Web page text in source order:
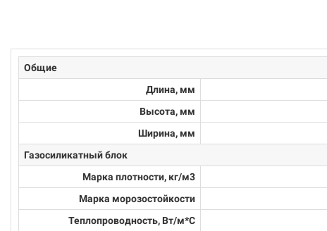
Общие
Длина, мм
Высота, мм
Ширина, мм
Газосиликатный блок
Марка плотности, кг/м3
Марка морозостойкости
Теплопроводность, Вт/м*С